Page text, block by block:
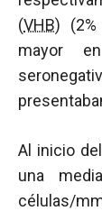
(VHB) (2%
mayor
Al inicio
una
células/